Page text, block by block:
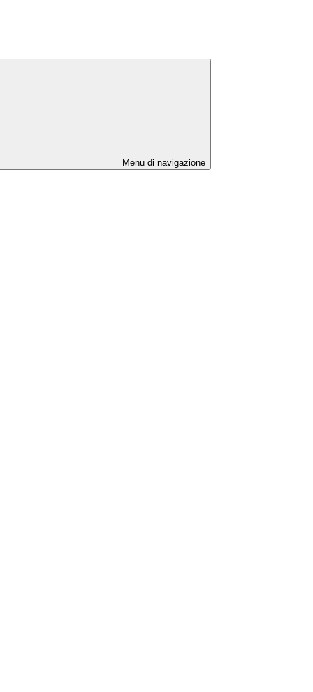
Menu di navigazione